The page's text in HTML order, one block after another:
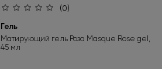
(0)
Гель
Матирующий гель Роза Masque Rose gel,
45 мл